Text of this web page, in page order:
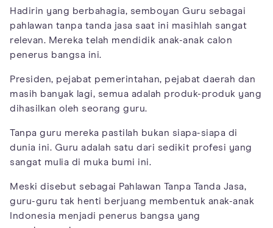
Hadirin yang berbahagia, semboyan Guru sebagai
pahlawan tanpa tanda jasa saat ini masihlah sangat
relevan. Mereka telah mendidik anak-anak calon
penerus bangsa ini.
Presiden, pejabat pemerintahan, pejabat daerah dan
masih banyak lagi, semua adalah produk-produk yang
dihasilkan oleh seorang guru.
Tanpa guru mereka pastilah bukan siapa-siapa di
dunia ini. Guru adalah satu dari sedikit profesi yang
sangat mulia di muka bumi ini.
Meski disebut sebagai Pahlawan Tanpa Tanda Jasa,
guru-guru tak henti berjuang membentuk anak-anak
Indonesia menjadi penerus bangsa yang